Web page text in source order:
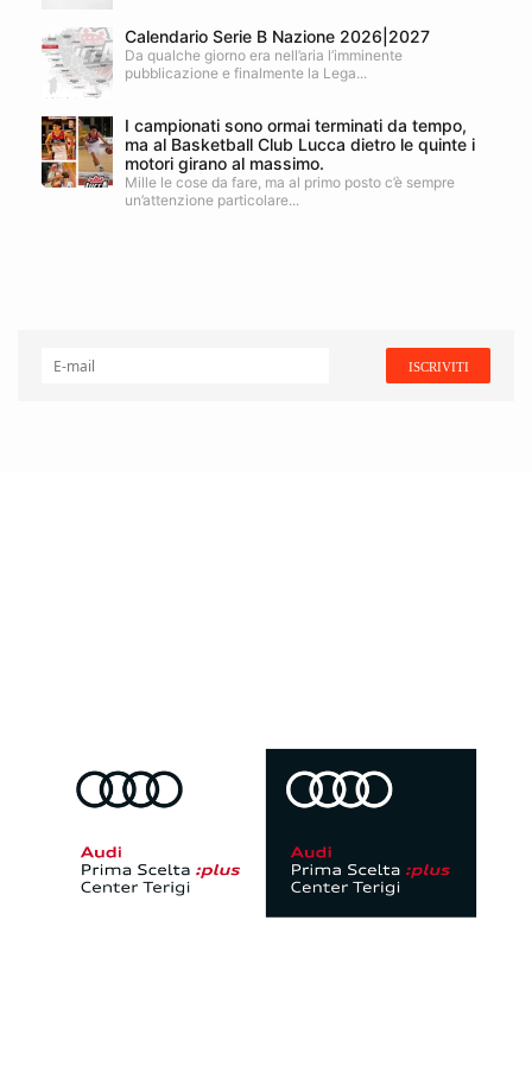
Calendario Serie B Nazione 2026|2027
Da qualche giorno era nell’aria l’imminente
pubblicazione e finalmente la Lega...
I campionati sono ormai terminati da tempo,
ma al Basketball Club Lucca dietro le quinte i
motori girano al massimo.
Mille le cose da fare, ma al primo posto c’è sempre
un’attenzione particolare...